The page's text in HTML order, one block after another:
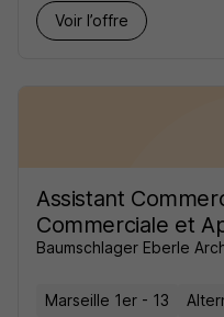
Voir l’offre
Assistant
Commerciale et
Baumschlager Eberle
Marseille 1er - 13